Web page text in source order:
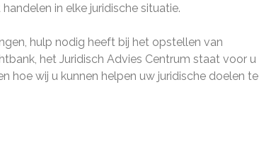
in elke juridische situatie.
hulp nodig heeft bij het opstellen van
het Juridisch Advies Centrum staat voor u
hoe wij u kunnen helpen uw juridische doelen te